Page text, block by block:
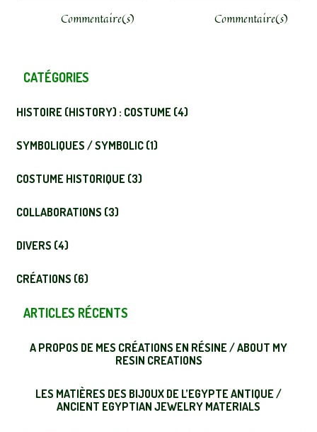
Commentaire(s) Commentaire(s)
CATÉGORIES
HISTOIRE (HISTORY) : COSTUME (4)
SYMBOLIQUES / SYMBOLIC (1)
COSTUME HISTORIQUE (3)
COLLABORATIONS (3)
DIVERS (4)
CRÉATIONS (6)
ARTICLES RÉCENTS
A PROPOS DE MES CRÉATIONS EN RÉSINE / ABOUT MY
RESIN CREATIONS
LES MATIÈRES DES BIJOUX DE L’EGYPTE ANTIQUE /
ANCIENT EGYPTIAN JEWELRY MATERIALS